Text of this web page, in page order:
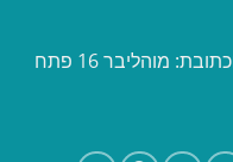
​​MenZone כשמציאות ודמיון נפגשים​ כתובת: מוהליבר 16 פתח